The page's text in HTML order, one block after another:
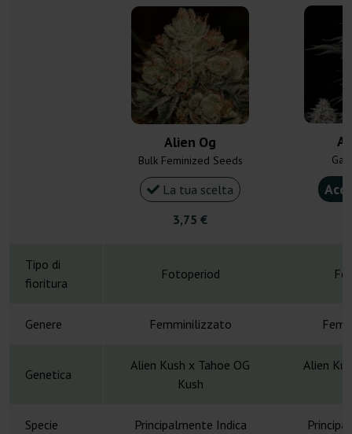
Alien Og
Bulk Feminized Seeds
La tua scelta
3,75 €
Tipo di
fioritura
Fotoperiod
Genere Femminilizzato
Genetica
Alien Kush x Tahoe OG
Kush
Alien
Specie Principalmente Indica